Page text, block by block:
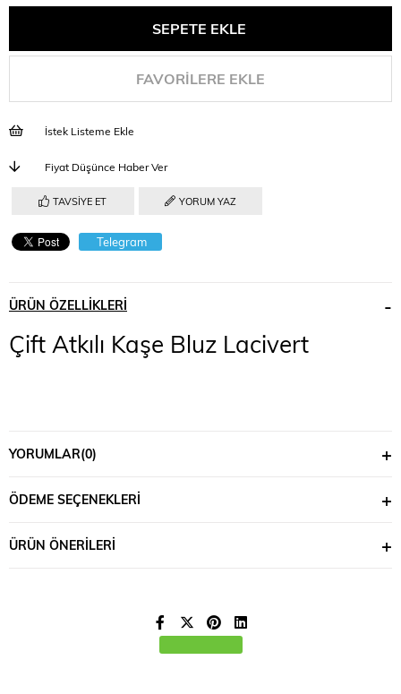
FAVORILERE EKLE
İstek Listeme Ekle
Fiyat Düşünce Haber Ver
TAVSIYE ET YORUM YAZ
Telegram
ÜRÜN ÖZELLIKLERI
Çift Atkılı Kaşe Bluz Lacivert
YORUMLAR(0)
ÖDEME SEÇENEKLERI
ÜRÜN ÖNERILERI